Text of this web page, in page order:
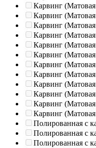
Карвинг
Карвинг
Карвинг
Карвинг
Карвинг
Карвинг
Карвинг
Карвинг
Карвинг
Карвинг
Карвинг
Карвинг
Полированная c
Полированная c
Полированная c